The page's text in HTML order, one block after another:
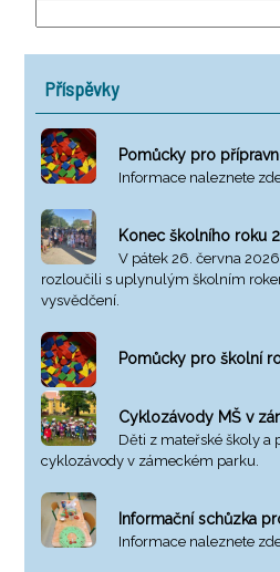
Příspěvky
Pomůcky pro
Informace naleznete
Konec školního roku
V pátek 26. června
rozloučili s uplynulým školním
vysvědčení.
Pomůcky pro školní
Cyklozávody MŠ v
Děti z mateřské školy a
cyklozávody v zámeckém parku.
Informační schůzka
Informace naleznete